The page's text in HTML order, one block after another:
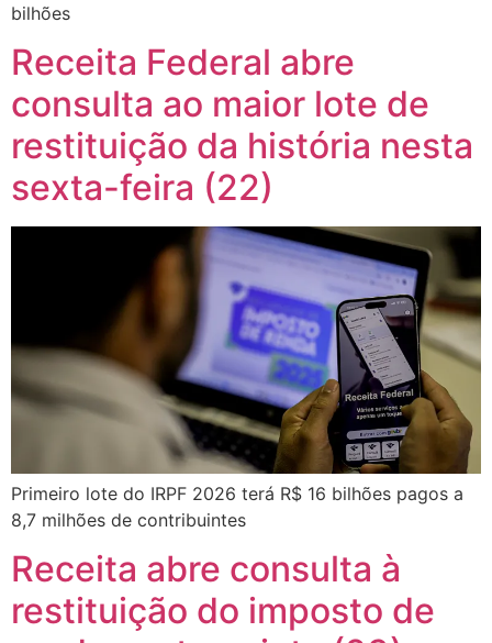
bilhões
Receita Federal abre
consulta ao maior lote de
restituição da história nesta
sexta-feira (22)
Primeiro lote do IRPF 2026 terá R$ 16 bilhões pagos a
8,7 milhões de contribuintes
Receita abre consulta à
restituição do imposto de